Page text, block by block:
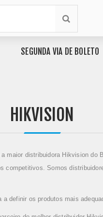
SEGUNDA VIA DE BOLETO
HIKVISION
maior distribuidora Hikvision do
competitivos. Somos
definir os produtos mais